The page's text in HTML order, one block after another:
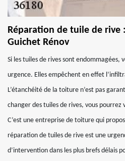
Réparation de tuile de rive
Guichet Rénov
Si les tuiles de rives sont endommagées,
urgence. Elles empêchent en effet
L’étanchéité de la toiture n’est pas
changer des tuiles de rives, vous pourrez
C’est une entreprise de toiture qui
réparation de tuiles de rive est une
d’intervention dans les plus brefs délais